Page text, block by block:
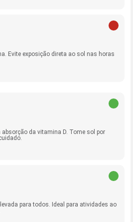
Evite exposição direta ao sol nas horas
absorção da vitamina D. Tome sol por
para todos. Ideal para atividades ao